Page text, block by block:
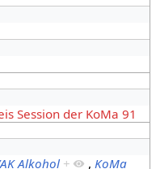
Session der KoMa 91
Alkohol + , KoMa